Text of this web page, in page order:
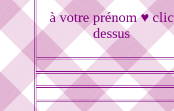
à votre prénom ♥ clic
dessus